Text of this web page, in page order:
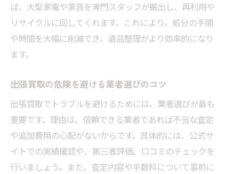
ば、大型家電や家具を専門スタッフが搬出し、再利用や
リサイクルに回してくれます。これにより、処分の手間
や時間を大幅に削減でき、遺品整理がより効率的になり
ます。
出張買取の危険を避ける業者選びのコツ
出張買取でトラブルを避けるためには、業者選びが最も
重要です。理由は、信頼できる業者であれば不当な査定
や追加費用の心配がないからです。具体的には、公式サ
イトでの実績確認や、第三者評価、口コミのチェックを
行いましょう。また、査定内容や手数料について事前に